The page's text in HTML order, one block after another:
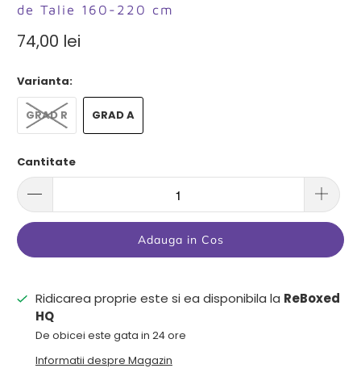
de Talie 160-220 cm
74,00 lei
Varianta:
GRAD R GRAD A
Cantitate
Adauga in Cos
Ridicarea proprie este si ea disponibila la ReBoxed
HQ
De obicei este gata in 24 ore
Informatii despre Magazin